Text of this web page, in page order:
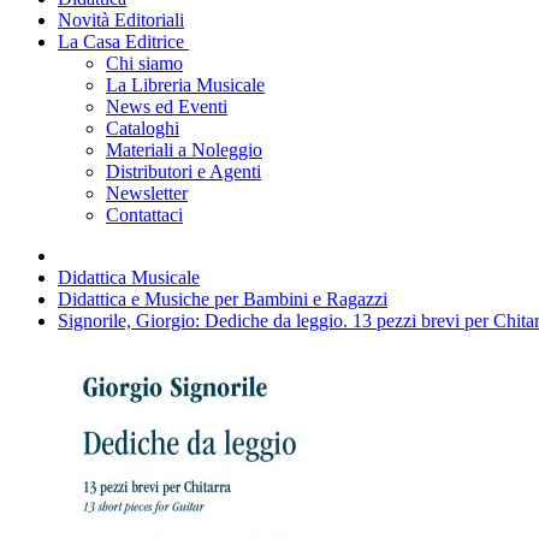
Novità Editoriali
La Casa Editrice
Chi siamo
La Libreria Musicale
News ed Eventi
Cataloghi
Materiali a Noleggio
Distributori e Agenti
Newsletter
Contattaci
Didattica Musicale
Didattica e Musiche per Bambini e Ragazzi
Signorile, Giorgio: Dediche da leggio. 13 pezzi brevi per